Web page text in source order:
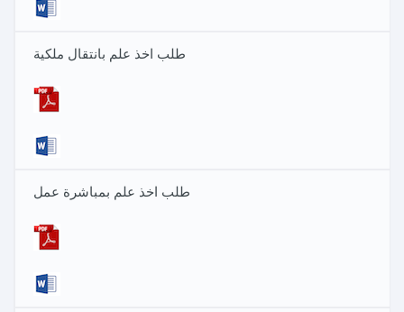
طلب اخذ علم بانتقال ملكية
طلب اخذ علم بمباشرة عمل